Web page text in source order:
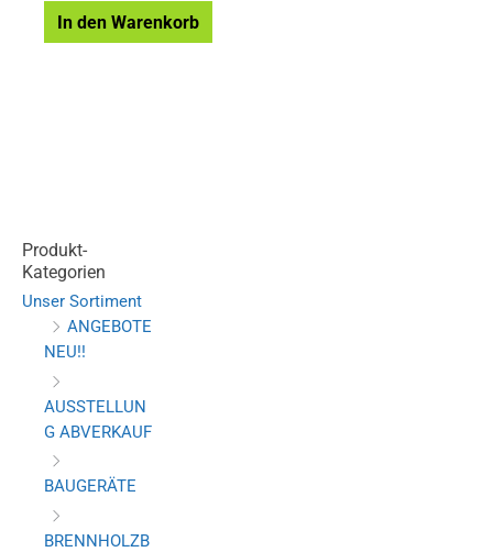
Produkt-
Kategorien
Unser Sortiment
ANGEBOTE
NEU!!
AUSSTELLUN
G ABVERKAUF
BAUGERÄTE
BRENNHOLZB
In den Warenkorb